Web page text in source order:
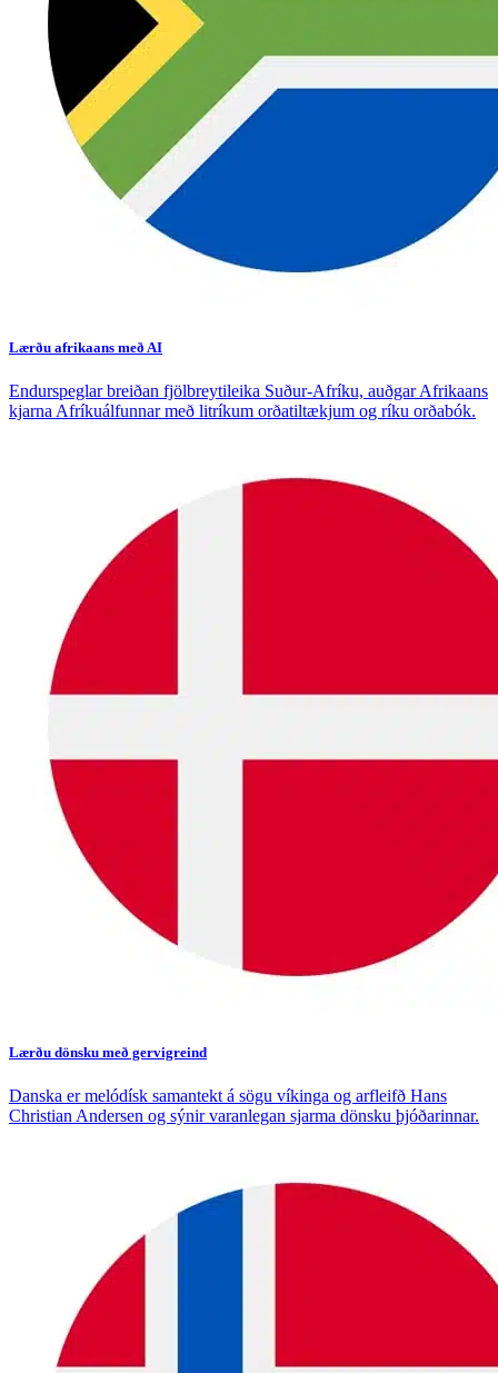
Lærðu afrikaans með AI
Endurspeglar breiðan fjölbreytileika Suður-Afríku, auðgar Afrikaans
kjarna Afríkuálfunnar með litríkum orðatiltækjum og ríku orðabók.
Lærðu dönsku með gervigreind
Danska er melódísk samantekt á sögu víkinga og arfleifð Hans
Christian Andersen og sýnir varanlegan sjarma dönsku þjóðarinnar.